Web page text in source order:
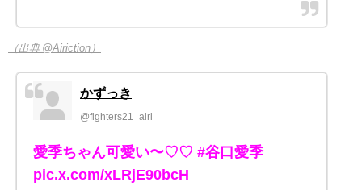
（出典 @Airiction）
かずっき
@fighters21_airi
愛季ちゃん可愛い〜♡♡ #谷口愛季
pic.x.com/xLRjE90bcH